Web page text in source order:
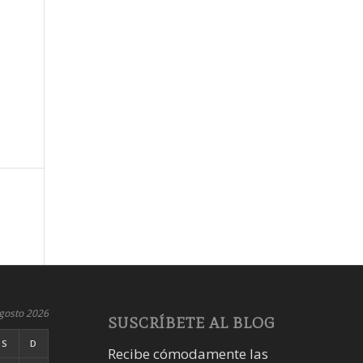
2026
S D
SUSCRÍBETE AL BLOG
Recibe cómodamente las